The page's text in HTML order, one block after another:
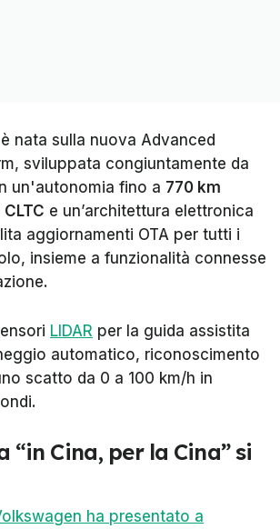
nata sulla nuova Advanced
sviluppata congiuntamente da
un'autonomia fino a 770 km
CLTC e un’architettura elettronica
aggiornamenti OTA per tutti i
insieme a funzionalità connesse
LIDAR per la guida assistita
automatico, riconoscimento
scatto da 0 a 100 km/h in
“in Cina, per la Cina” si
ha presentato a